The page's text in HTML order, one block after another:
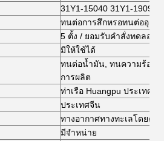
31Y1-15040 31Y1-19090
ทนต่อการสึกหรอทนต่ออุณ
5 ตั้ง / ยอมรับคำสั่งทดลอง
มีให้ใช้ได้
ทนต่อน้ำมัน, ทนความร้อน,
การผลิต
ท่าเรือ Huangpu ประเทศจีน
ประเทศจีน
ทางอากาศทางทะเลโดยด่ว
มีจำหน่าย